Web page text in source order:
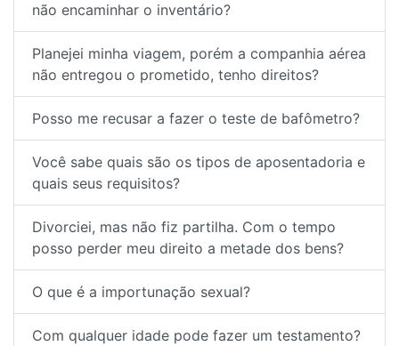
não encaminhar o inventário?
Planejei minha viagem, porém a companhia aérea
não entregou o prometido, tenho direitos?
Posso me recusar a fazer o teste de bafômetro?
Você sabe quais são os tipos de aposentadoria e
quais seus requisitos?
Divorciei, mas não fiz partilha. Com o tempo
posso perder meu direito a metade dos bens?
O que é a importunação sexual?
Com qualquer idade pode fazer um testamento?